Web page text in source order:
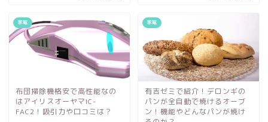
家電
布団掃除機格安で高性能なの
はアイリスオーヤマIC-
FAC2！吸引力や口コミは？
家電
有吉ゼミで紹介！デロンギの
パンが全自動で焼けるオーブ
ン！機能やどんなパンが焼け